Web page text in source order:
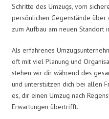
Schritte des Umzugs, vom
persönlichen Gegenstände
zum Aufbau am neuen Standort
Als erfahrenes
oft mit viel Planung und
stehen wir dir während des
und unterstützen dich bei allen
es, dir einen Umzug nach
Erwartungen übertrifft.